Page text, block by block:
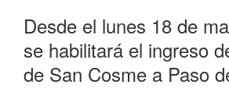
Desde el lunes 18 de
se habilitará el ingreso
de San Cosme a Paso